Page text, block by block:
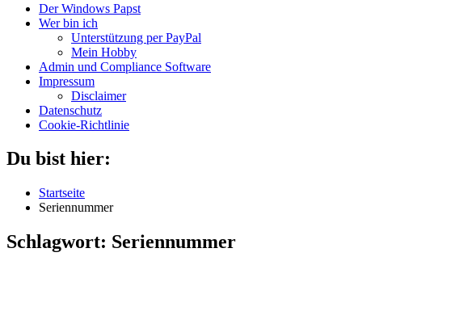
Der Windows Papst
Wer bin ich
Unterstützung per PayPal
Mein Hobby
Admin und Compliance Software
Impressum
Disclaimer
Datenschutz
Cookie-Richtlinie
Du bist hier:
Startseite
Seriennummer
Schlagwort: Seriennummer